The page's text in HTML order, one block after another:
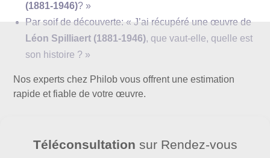
Indépendants
(1881-1946)? »
Par soif de découverte: « J’ai récupéré une œuvre de
Léon Spilliaert (1881-1946), que vaut-elle, quelle est
son histoire ? »
Nos experts chez Philob vous offrent une estimation
rapide et fiable de votre œuvre.
Téléconsultation sur Rendez-vous